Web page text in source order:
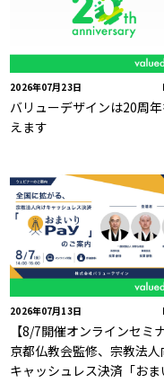
2026年07月23日
バリューデザインは20周
えます
2026年07月13日
【8/7開催オンラインセミナ
京都仏教会監修、宗教法人
キャッシュレス決済「おま